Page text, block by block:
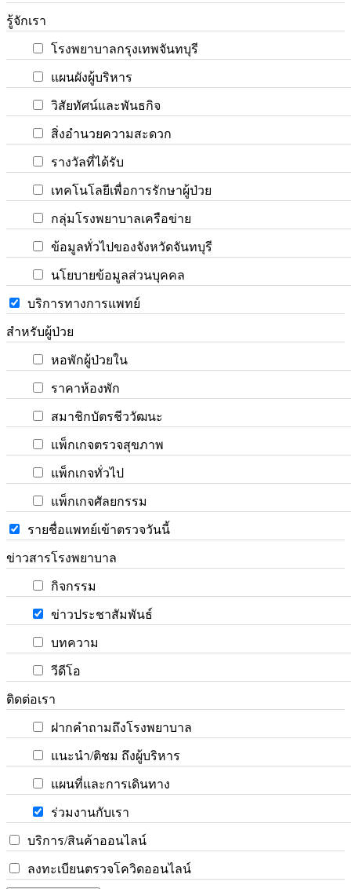
รู้จักเรา
โรงพยาบาลกรุงเทพจันทบุรี
แผนผังผู้บริหาร
วิสัยทัศน์และพันธกิจ
สิ่งอำนวยความสะดวก
รางวัลที่ได้รับ
เทคโนโลยีเพื่อการรักษาผู้ป่วย
กลุ่มโรงพยาบาลเครือข่าย
ข้อมูลทั่วไปของจังหวัดจันทบุรี
นโยบายข้อมูลส่วนบุคคล
บริการทางการแพทย์
สำหรับผู้ป่วย
หอพักผู้ป่วยใน
ราคาห้องพัก
สมาชิกบัตรชีววัฒนะ
แพ็กเกจตรวจสุขภาพ
แพ็กเกจทั่วไป
แพ็กเกจศัลยกรรม
รายชื่อแพทย์เข้าตรวจวันนี้
ข่าวสารโรงพยาบาล
กิจกรรม
ข่าวประชาสัมพันธ์
บทความ
วีดีโอ
ติดต่อเรา
ฝากคำถามถึงโรงพยาบาล
แนะนำ/ติชม ถึงผู้บริหาร
แผนที่และการเดินทาง
ร่วมงานกับเรา
บริการ/สินค้าออนไลน์
ลงทะเบียนตรวจโควิดออนไลน์